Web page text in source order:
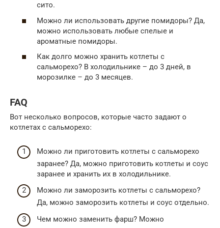
сито.
Можно ли использовать другие помидоры? Да,
можно использовать любые спелые и
ароматные помидоры.
Как долго можно хранить котлеты с
сальморехо? В холодильнике – до 3 дней, в
морозилке – до 3 месяцев.
FAQ
Вот несколько вопросов, которые часто задают о
котлетах с сальморехо:
Можно ли приготовить котлеты с сальморехо
заранее? Да, можно приготовить котлеты и соус
заранее и хранить их в холодильнике.
Можно ли заморозить котлеты с сальморехо?
Да, можно заморозить котлеты и соус отдельно.
Чем можно заменить фарш? Можно